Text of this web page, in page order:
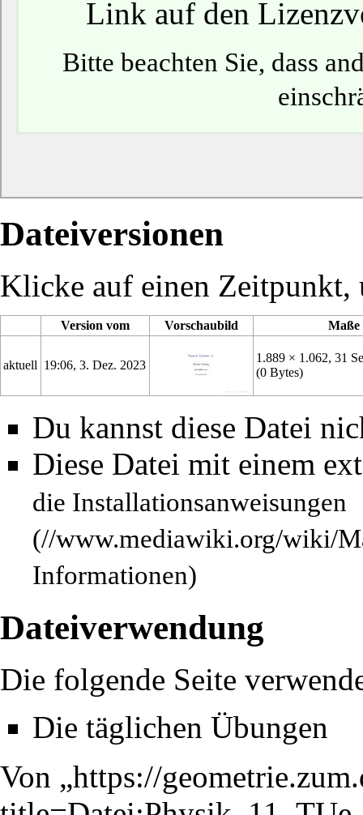
Link auf den
Bitte beachten Sie, dass
Dateiversionen
Klicke auf einen Zeitpunkt,
Version vom Vorschaubild Maße
aktuell 19:06, 3. Dez. 2023
1.889 × 1.062, 31
(0 Bytes)
Du kannst diese Datei
Diese Datei mit einem
die Installationsanweisungen
Informationen)
Dateiverwendung
Die folgende Seite
Die täglichen Übungen
Von „https://